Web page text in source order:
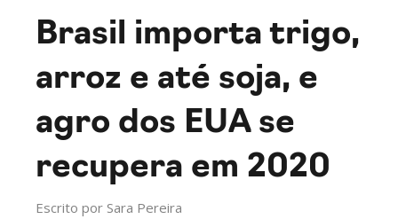
Brasil importa trigo,
arroz e até soja, e
agro dos EUA se
recupera em 2020
Escrito por Sara Pereira